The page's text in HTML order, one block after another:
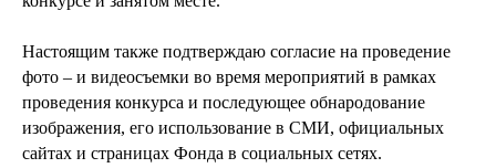
Настоящим также подтверждаю согласие на проведение
фото – и видеосъемки во время мероприятий в рамках
проведения конкурса и последующее обнародование
изображения, его использование в СМИ, официальных
сайтах и страницах Фонда в социальных сетях.